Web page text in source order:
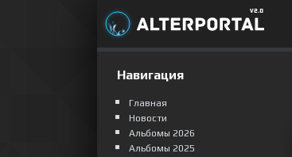
Навигация
Главная
Новости
Альбомы 2026
Альбомы 2025